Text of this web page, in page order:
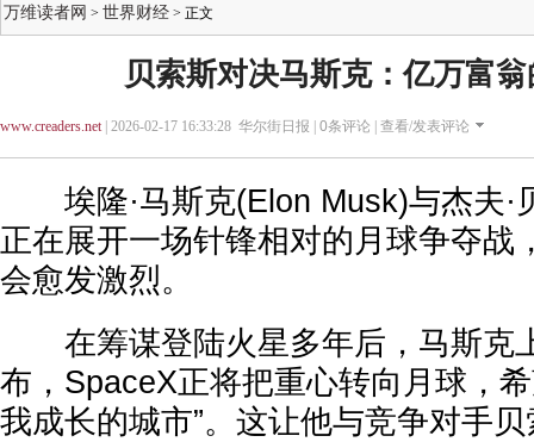
万维读者网 > 世界财经 > 正文
贝索斯对决马斯克：亿万富
www.creaders.net| 2026-02-17 16:33:28 华尔街日报 | 0条评论 | 查看/发表评论
埃隆·马斯克(Elon Musk)与杰夫·
正在展开一场针锋相对的月球争夺战
会愈发激烈。
在筹谋登陆火星多年后，马斯克
布，SpaceX正将把重心转向月球，
我成长的城市”。这让他与竞争对手